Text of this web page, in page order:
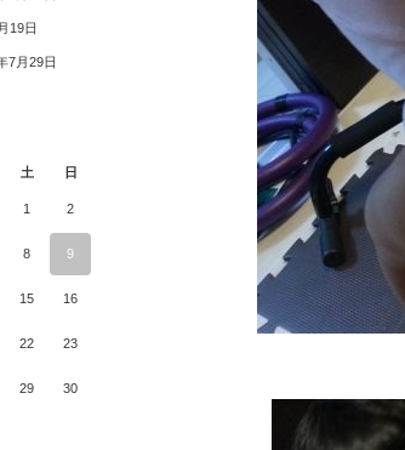
19日
7月29日
土 日
1 2
8 9
15 16
22 23
29 30